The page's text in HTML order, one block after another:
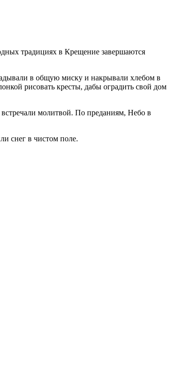
традициях в Крещение завершаются
в общую миску и накрывали хлебом в
рисовать кресты, дабы оградить свой дом
молитвой. По преданиям, Небо в
снег в чистом поле.